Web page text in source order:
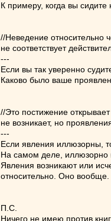
К примеру, когда вы
//Неведение относительно
не соответствует
---
Если вы так уверенно
Каково было ваше
//Это постижение
не возникает, но
---
Если явления иллюзорны,
На самом деле, иллюзорно
Явления возникают или
относительно. Оно вообще.
П.С.
Ничего не имею против